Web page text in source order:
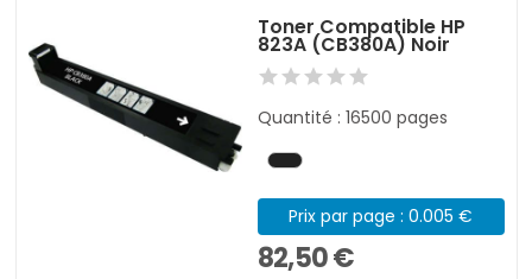
Toner Compatible HP
823A (CB380A) Noir
Quantité : 16500 pages
Prix par page : 0.005 €
82,50 €